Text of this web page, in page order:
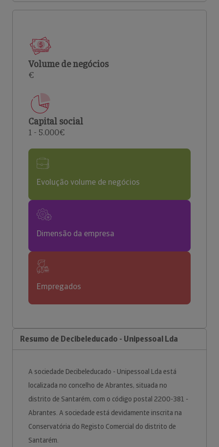
Volume de negócios
€
Capital social
1 - 5.000€
Evolução volume de negócios
Dimensão da empresa
Empregados
Resumo de Decibeleducado - Unipessoal Lda
A sociedade Decibeleducado - Unipessoal Lda está
localizada no concelho de Abrantes, situada no
distrito de Santarém, com o código postal 2200-381 -
Abrantes. A sociedade está devidamente inscrita na
Conservatória do Registo Comercial do distrito de
Santarém.